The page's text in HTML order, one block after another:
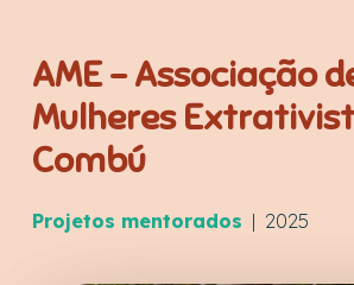
AME – Associação
Mulheres
Combú
Projetos mentorados | 2025